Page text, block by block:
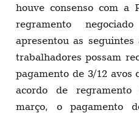
houve consenso com a
regramento
apresentou as
trabalhadores possam
pagamento de 3/12 avos
acordo de
março, o pagamento